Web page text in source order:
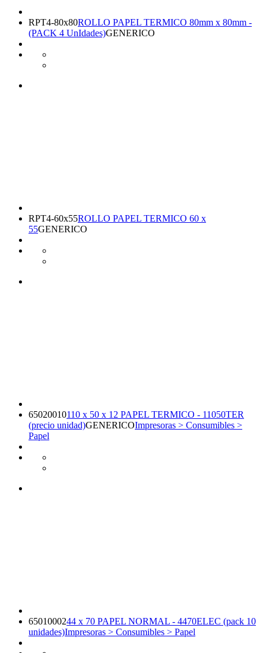
RPT4-80x80ROLLO PAPEL TERMICO 80mm x 80mm -
(PACK 4 UnIdades)GENERICO
RPT4-60x55ROLLO PAPEL TERMICO 60 x
55GENERICO
65020010110 x 50 x 12 PAPEL TERMICO - 11050TER
(precio unidad)GENERICOImpresoras > Consumibles >
Papel
6501000244 x 70 PAPEL NORMAL - 4470ELEC (pack 10
unidades)Impresoras > Consumibles > Papel